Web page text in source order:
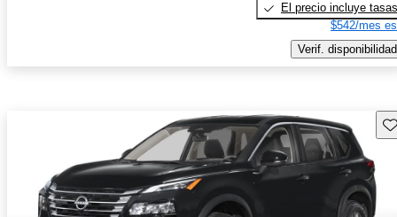
El precio incluye tasas
$542/mes
Verif. disponibilidad